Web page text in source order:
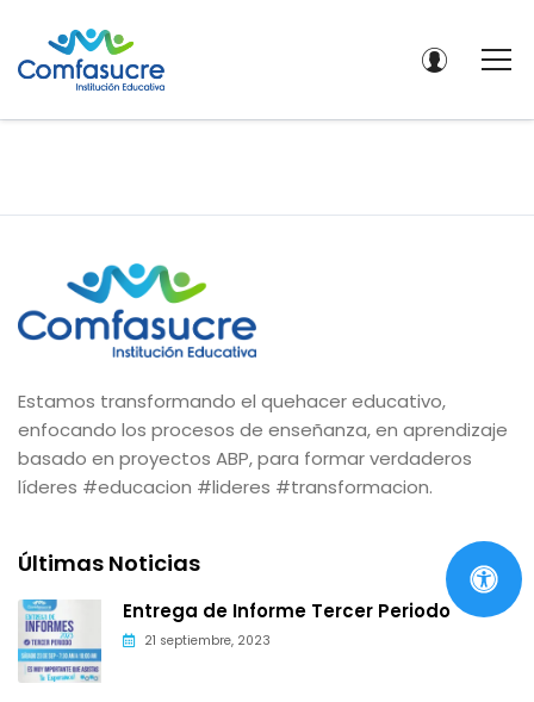
Estamos transformando el quehacer educativo,
enfocando los procesos de enseñanza, en aprendizaje
basado en proyectos ABP, para formar verdaderos
líderes #educacion #lideres #transformacion.
Últimas Noticias
Entrega de Informe Tercer Periodo
21 septiembre, 2023